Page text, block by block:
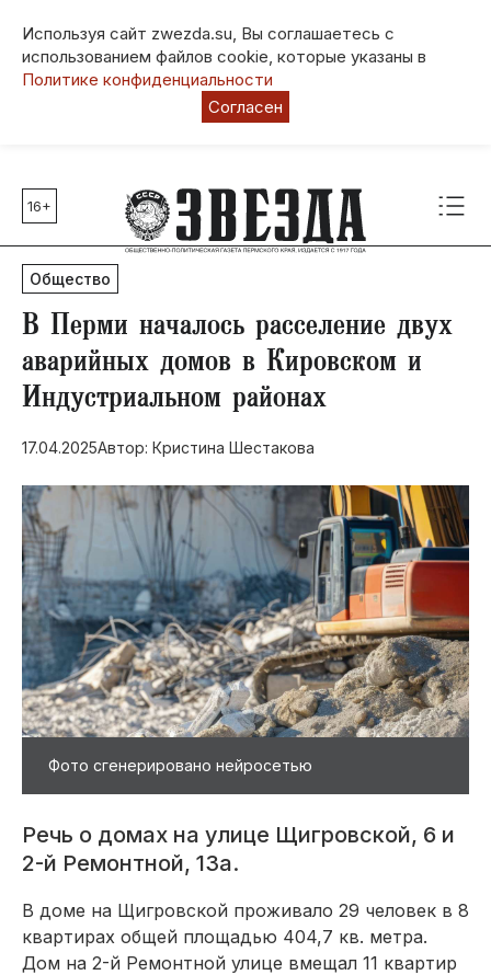
Используя сайт zwezda.su, Вы соглашаетесь с
использованием файлов cookie, которые указаны в
Политике конфиденциальности
Согласен
Главные темы
80 лет Победы
Молодежная столица РФ
СВО
Выборы в Пермском крае
Социальная поддержка
Инфраструктура
Благоустройство
16+
Общество
​В Перми началось расселение двух
аварийных домов в Кировском и
Индустриальном районах
17.04.2025Автор: Кристина Шестакова
Фото сгенерировано нейросетью
Речь о домах на улице Щигровской, 6 и
2-й Ремонтной, 13а.
В доме на Щигровской проживало 29 человек в 8
квартирах общей площадью 404,7 кв. метра.
Дом на 2-й Ремонтной улице вмещал 11 квартир